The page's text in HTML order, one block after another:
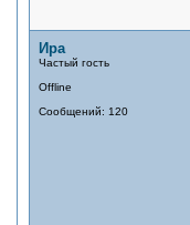
Ира
Частый гость
Offline
Сообщений: 120